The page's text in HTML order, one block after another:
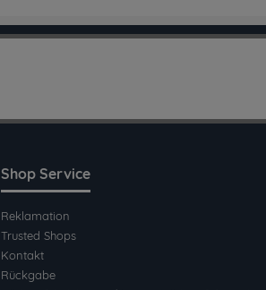
Shop Service
Reklamation
Trusted Shops
Kontakt
Rückgabe